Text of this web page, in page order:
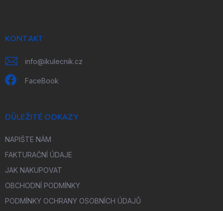
KONTAKT
info@ikulecnik.cz
FaceBook
DŮLEŽITÉ ODKAZY
NAPIŠTE NÁM
FAKTURAČNÍ ÚDAJE
JAK NAKUPOVAT
OBCHODNÍ PODMÍNKY
PODMÍNKY OCHRANY OSOBNÍCH ÚDAJŮ